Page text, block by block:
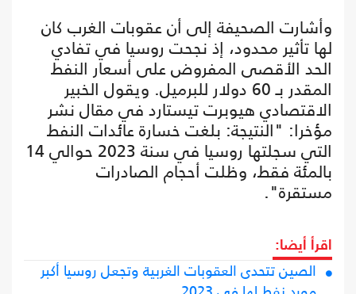
وأشارت الصحيفة إلى أن عقوبات الغرب كان
لها تأثير محدود، إذ نجحت روسيا في تفادي
الحد الأقصى المفروض على أسعار النفط
المقدر بـ 60 دولار للبرميل. ويقول الخبير
الاقتصادي هيوبرت تيستارد في مقال نشر
مؤخرا: "النتيجة: بلغت خسارة عائدات النفط
التي سجلتها روسيا في سنة 2023 حوالي 14
بالمئة فقط، وظلت أحجام الصادرات
مستقرة".
اقرأ أيضا:
الصين تتحدى العقوبات الغربية وتجعل روسيا أكبر